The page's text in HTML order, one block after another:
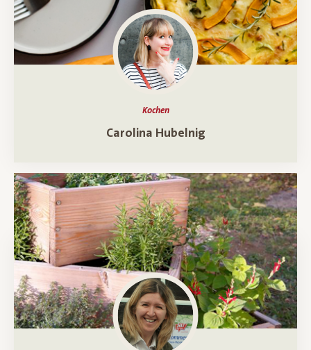
Kochen
Ein Porträt überCarolina Hubelnig